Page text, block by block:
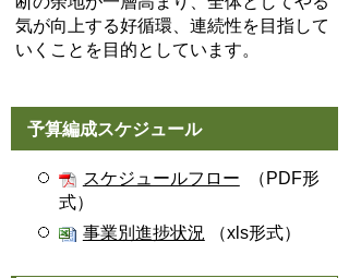
気が向上する好循環、連続性を目指して
いくことを目的としています。
予算編成スケジュール
スケジュールフロー （PDF形
式）
事業別進捗状況 （xls形式）